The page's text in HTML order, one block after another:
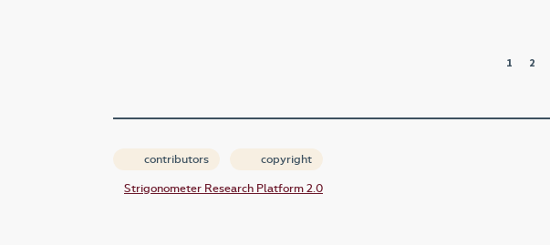
1 2
contributors copyright
Strigonometer Research Platform 2.0